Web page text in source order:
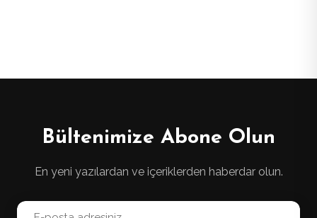
Bültenimize Abone Olun
En yeni yazılardan ve içeriklerden haberdar olun.